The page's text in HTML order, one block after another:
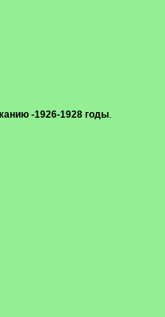
-1926-1928 годы.